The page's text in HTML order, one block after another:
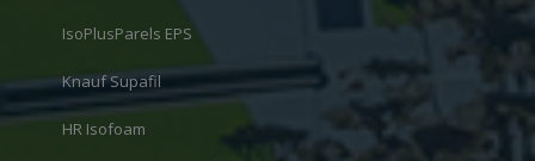
IsoPlusParels EPS
Knauf Supafil
HR Isofoam